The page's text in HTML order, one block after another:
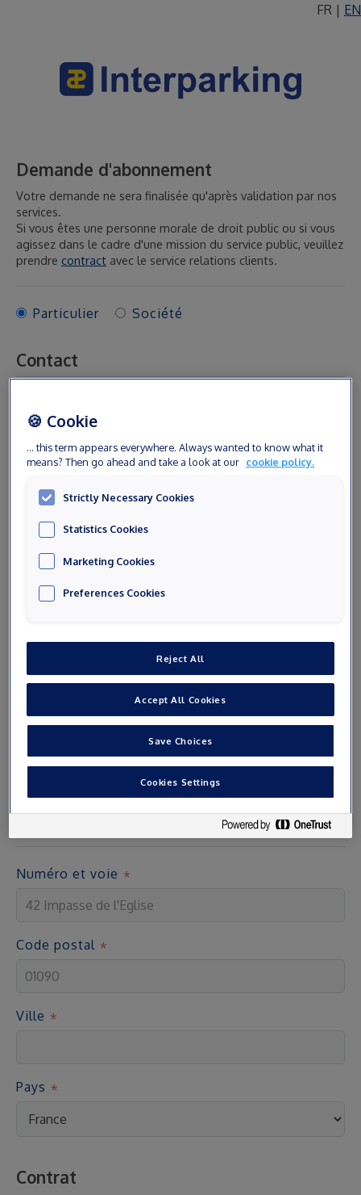
FR | EN
Demande d'abonnement
Votre demande ne sera finalisée qu'après validation par nos
services.
Si vous êtes une personne morale de droit public ou si vous
agissez dans le cadre d'une mission du service public, veuillez
prendre contract avec le service relations clients.
Particulier Société
Contact
Numéro de téléphone
Numéro et voie
Code postal
Ville
Pays
Contrat
🍪 Cookie
... this term appears everywhere. Always wanted to know what it
means? Then go ahead and take a look at our cookie policy.
Strictly Necessary Cookies
Statistics Cookies
Marketing Cookies
Preferences Cookies
Reject All
Accept All Cookies
Save Choices
Cookies Settings